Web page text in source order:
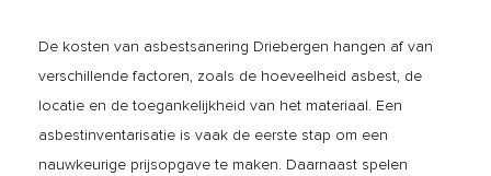
De kosten van asbestsanering Driebergen hangen af van
verschillende factoren, zoals de hoeveelheid asbest, de
locatie en de toegankelijkheid van het materiaal. Een
asbestinventarisatie is vaak de eerste stap om een
nauwkeurige prijsopgave te maken. Daarnaast spelen